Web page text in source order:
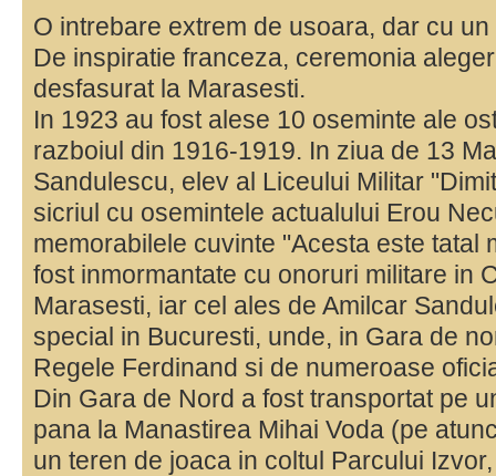
O intrebare extrem de usoara, dar cu
De inspiratie franceza, ceremonia
desfasurat la Marasesti.
In 1923 au fost alese 10 oseminte ale
razboiul din 1916-1919. In ziua de 13
Sandulescu, elev al Liceului Militar
sicriul cu osemintele actualului Erou
memorabilele cuvinte "Acesta este tatal
fost inmormantate cu onoruri militare in
Marasesti, iar cel ales de Amilcar
special in Bucuresti, unde, in Gara de
Regele Ferdinand si de numeroase
Din Gara de Nord a fost transportat pe
pana la Manastirea Mihai Voda (pe
un teren de joaca in coltul Parcului